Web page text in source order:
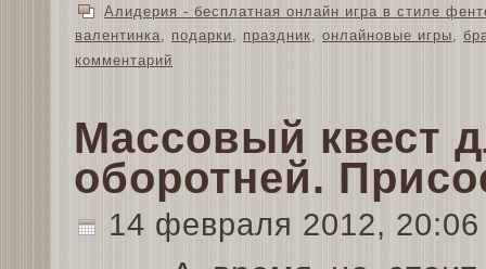
Алидерия - бесплатная онлайн игра в стиле
валентинка, подарки, праздник, онлайновые игры,
комментарий
Массовый квест
оборотней.
14 февраля 2012,